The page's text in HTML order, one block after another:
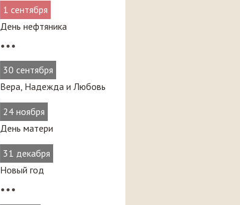
1 сентября
День нефтяника
•••
30 сентября
Вера, Надежда и Любовь
24 ноября
День матери
31 декабря
Новый год
•••